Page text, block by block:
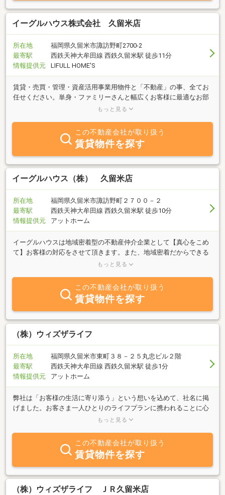
イーグルハウス株式会社 久留米店
所在地
福岡県久留米市諏訪野町2700-2
最寄駅
西鉄天神大牟田線 西鉄久留米駅 徒歩11分
情報提供元
LIFULL HOME'S
賃貸・売買・管理・資産活用事業用物件と「不動産」の事、全てお
任せください。単身・ファミリーさんと幅広くお客様に最適なお部
屋をご提案させて頂くために、ほぼ全ての物件をご紹介いたしま
もっと見る
この不動産会社が取り扱う
賃貸物件を探す
イーグルハウス（株） 久留米店
所在地
福岡県久留米市諏訪野町２７００－２
最寄駅
西鉄天神大牟田線 西鉄久留米駅 徒歩10分
情報提供元
アットホーム
イーグルハウスは地域密着型の不動産仲介企業として【真心をこめ
て】お客様の対応をさせて頂きます。また、地域密着だからできる
フットワークが軽い体制により、お客様に合わせた柔軟なサービス
倉」など周辺エリアの不動産も対応可能です。まずはお気軽にお問
い合わせください。
もっと見る
この不動産会社が取り扱う
賃貸物件を探す
（株）ウィズザライフ
所在地
福岡県久留米市東町３８－２５丸忠ビル２階
最寄駅
西鉄天神大牟田線 西鉄久留米駅 徒歩1分
情報提供元
アットホーム
弊社は「お客様の生活に寄り添う」という想いを込めて、社名に掲
げました。お客さま一人ひとりのライフプランに携われることに心
から感謝し、一人ひとりのお客様に合ったサービスを提供すること
にございます。お店の場所もわかりやすく、電車やバスでご来店頂
くお客様にとって非常に便利な立地です。また、お車でご来店の方
には近隣にお客様パーキングもございます。お気軽にお問合せ下さ
い。
もっと見る
この不動産会社が取り扱う
賃貸物件を探す
（株）ウィズザライフ ＪＲ久留米店